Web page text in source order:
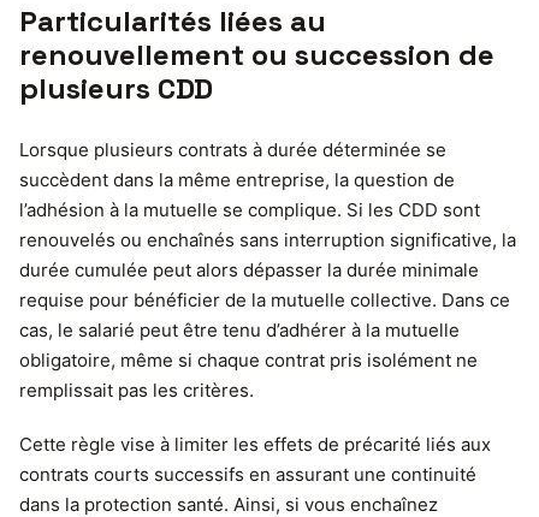
Particularités liées au
renouvellement ou succession de
plusieurs CDD
Lorsque plusieurs contrats à durée déterminée se
succèdent dans la même entreprise, la question de
l’adhésion à la mutuelle se complique. Si les CDD sont
renouvelés ou enchaînés sans interruption significative, la
durée cumulée peut alors dépasser la durée minimale
requise pour bénéficier de la mutuelle collective. Dans ce
cas, le salarié peut être tenu d’adhérer à la mutuelle
obligatoire, même si chaque contrat pris isolément ne
remplissait pas les critères.
Cette règle vise à limiter les effets de précarité liés aux
contrats courts successifs en assurant une continuité
dans la protection santé. Ainsi, si vous enchaînez